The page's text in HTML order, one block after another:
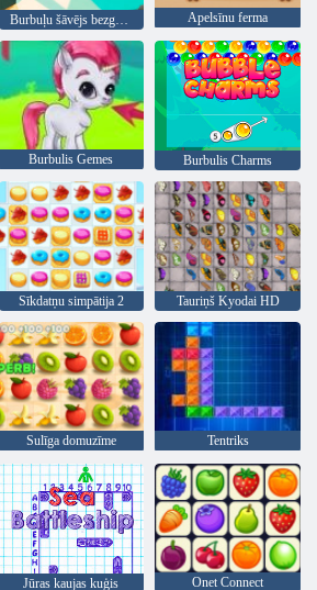
Burbuļu šāvējs bezgalīgs Apelsīnu ferma
Burbulis Gemes Burbulis Charms
Sīkdatņu simpātija 2 Tauriņš Kyodai HD
Sulīga domuzīme Tentriks
Jūras kaujas kuģis Onet Connect